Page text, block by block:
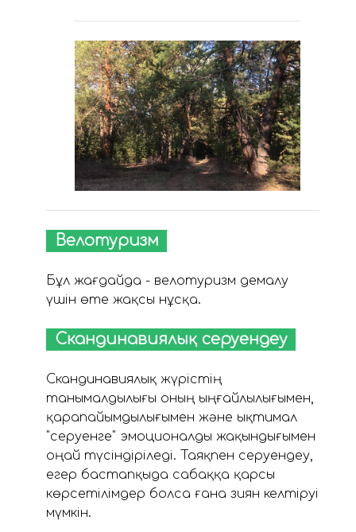
Велотуризм
Бұл жағдайда - велотуризм демалу
үшін өте жақсы нұсқа.
Скандинавиялық серуендеу
Скандинавиялық жүрістің
танымалдылығы оның ыңғайлылығымен,
қарапайымдылығымен және ықтимал
"серуенге" эмоционалды жақындығымен
оңай түсіндіріледі. Таяқпен серуендеу,
егер бастапқыда сабаққа қарсы
көрсетілімдер болса ғана зиян келтіруі
мүмкін.